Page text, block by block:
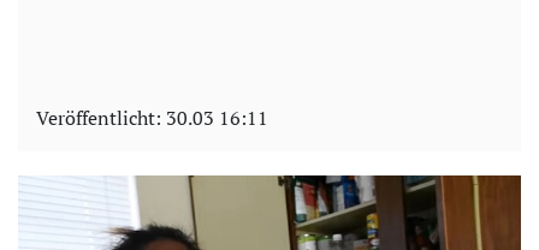
Veröffentlicht: 30.03 16:11